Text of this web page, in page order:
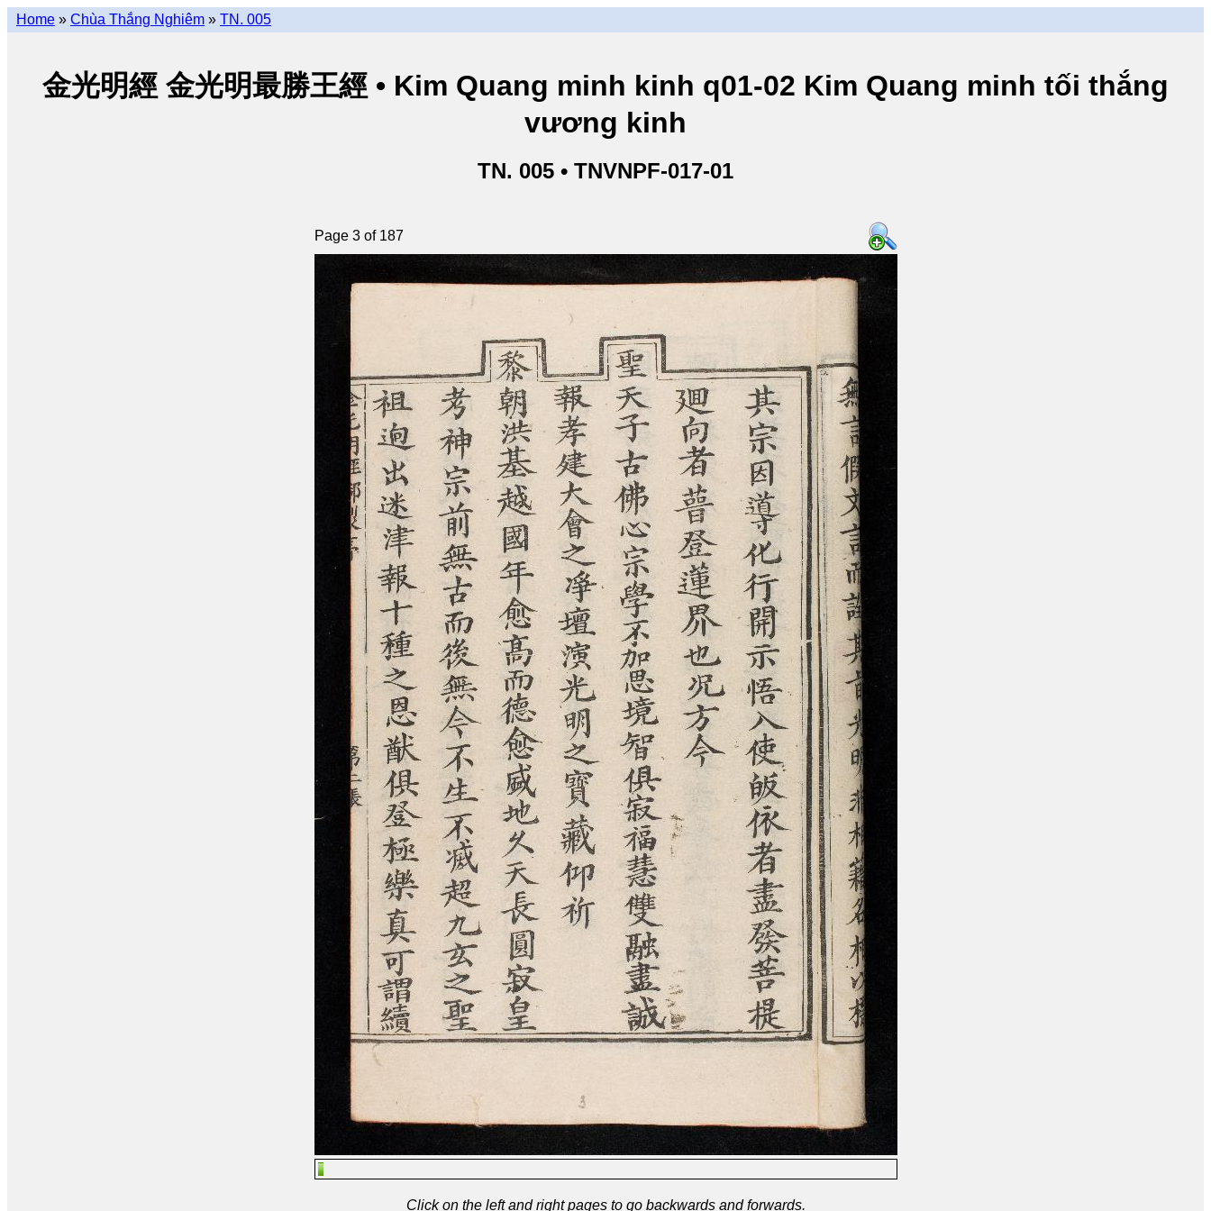
Home » Chùa Thắng Nghiêm » TN. 005
金光明經 金光明最勝王經 • Kim Quang minh kinh q01-02 Kim Quang minh tối thắng
vương kinh
TN. 005 • TNVNPF-017-01
Page 3 of 187
Click on the left and right pages to go backwards and forwards.